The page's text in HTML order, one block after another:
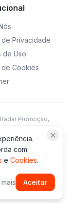
de Privacidade
de Uso
de Cookies
Promoção,
Verifique sempre
com
e Cookies.
Aceitar